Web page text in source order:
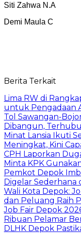
Siti Zahwa N.A
Demi Maula C
Berita Terkait
Lima RW di
untuk Pengadaan
Tol Sawangan-
Dibangun,
Minat Lansia Ikuti
Meningkat, Kini
CPH Laporkan
Minta KPK
Pemkot Depok
Digelar Sederhana
Wali Kota Depok:
dan Peluang Raih
Job Fair Depok
Ribuan Pelamar
DLHK Depok